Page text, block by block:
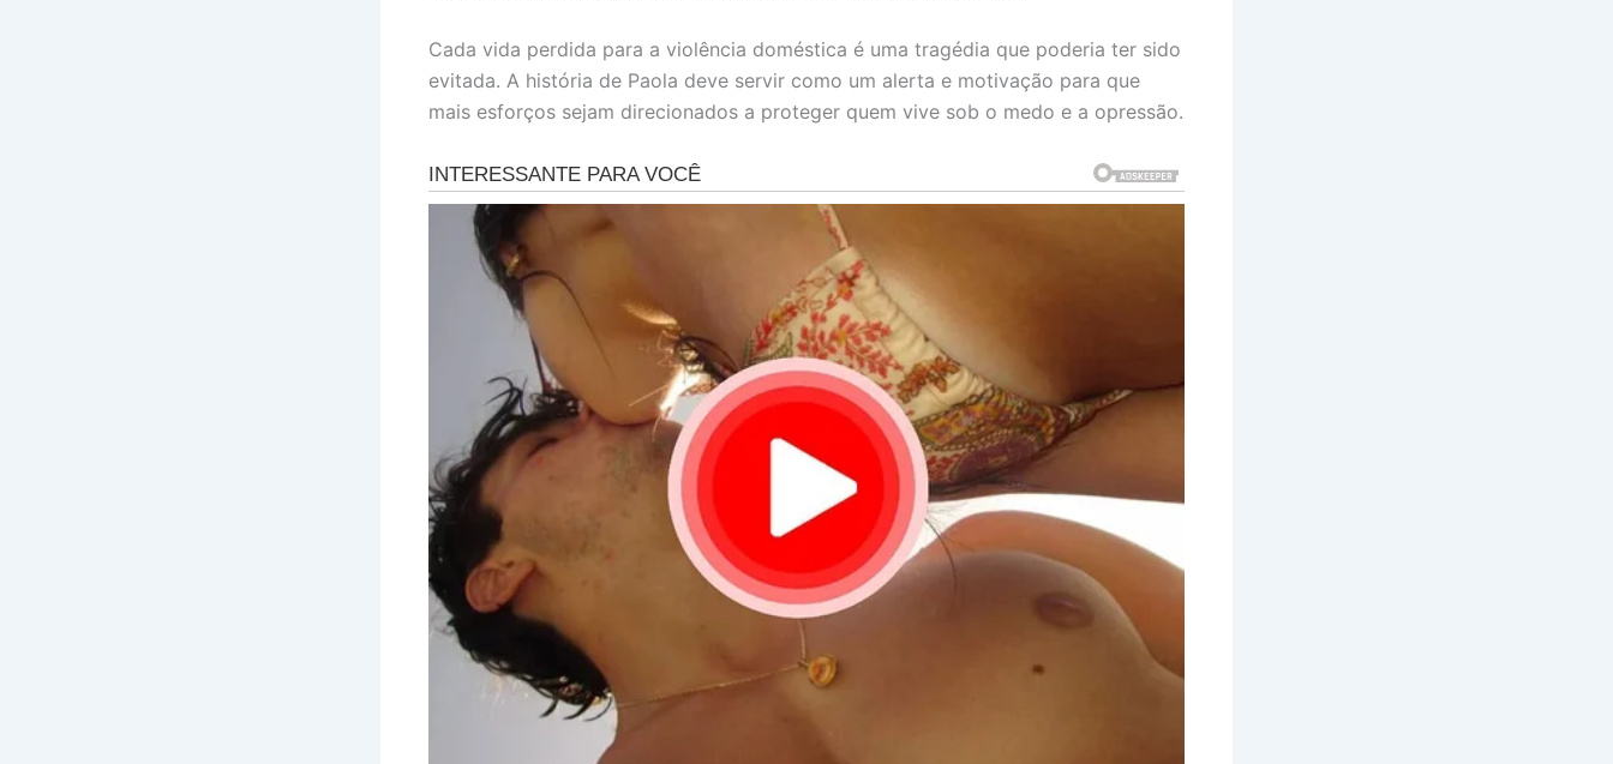
Cada vida perdida para a violência doméstica é uma tragédia que poderia ter sido
evitada. A história de Paola deve servir como um alerta e motivação para que
mais esforços sejam direcionados a proteger quem vive sob o medo e a opressão.